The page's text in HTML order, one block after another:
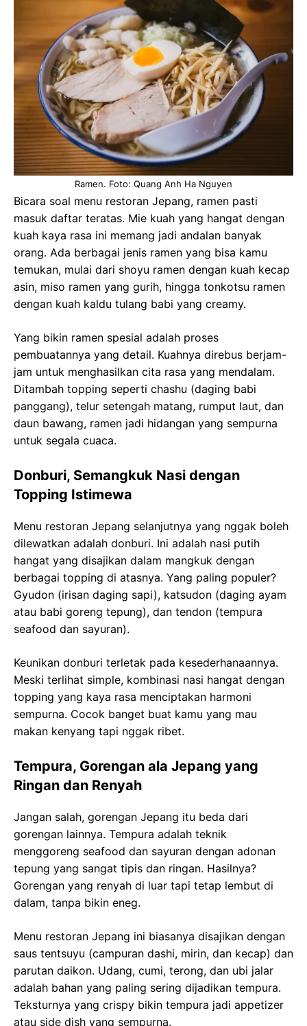
Ramen. Foto: Quang Anh Ha Nguyen
Bicara soal menu restoran Jepang, ramen pasti
masuk daftar teratas. Mie kuah yang hangat dengan
kuah kaya rasa ini memang jadi andalan banyak
orang. Ada berbagai jenis ramen yang bisa kamu
temukan, mulai dari shoyu ramen dengan kuah kecap
asin, miso ramen yang gurih, hingga tonkotsu ramen
dengan kuah kaldu tulang babi yang creamy.
Yang bikin ramen spesial adalah proses
pembuatannya yang detail. Kuahnya direbus berjam-
jam untuk menghasilkan cita rasa yang mendalam.
Ditambah topping seperti chashu (daging babi
panggang), telur setengah matang, rumput laut, dan
daun bawang, ramen jadi hidangan yang sempurna
untuk segala cuaca.
Donburi, Semangkuk Nasi dengan
Topping Istimewa
Menu restoran Jepang selanjutnya yang nggak boleh
dilewatkan adalah donburi. Ini adalah nasi putih
hangat yang disajikan dalam mangkuk dengan
berbagai topping di atasnya. Yang paling populer?
Gyudon (irisan daging sapi), katsudon (daging ayam
atau babi goreng tepung), dan tendon (tempura
seafood dan sayuran).
Keunikan donburi terletak pada kesederhanaannya.
Meski terlihat simple, kombinasi nasi hangat dengan
topping yang kaya rasa menciptakan harmoni
sempurna. Cocok banget buat kamu yang mau
makan kenyang tapi nggak ribet.
Tempura, Gorengan ala Jepang yang
Ringan dan Renyah
Jangan salah, gorengan Jepang itu beda dari
gorengan lainnya. Tempura adalah teknik
menggoreng seafood dan sayuran dengan adonan
tepung yang sangat tipis dan ringan. Hasilnya?
Gorengan yang renyah di luar tapi tetap lembut di
dalam, tanpa bikin eneg.
Menu restoran Jepang ini biasanya disajikan dengan
saus tentsuyu (campuran dashi, mirin, dan kecap) dan
parutan daikon. Udang, cumi, terong, dan ubi jalar
adalah bahan yang paling sering dijadikan tempura.
Teksturnya yang crispy bikin tempura jadi appetizer
atau side dish yang sempurna.